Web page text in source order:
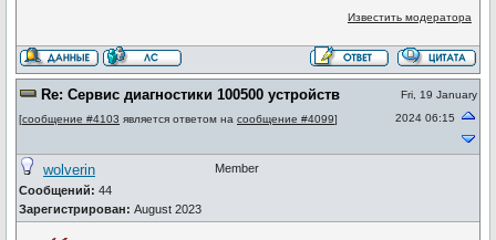
Известить модератора
Re: Сервис диагностики 100500 устройств
[сообщение #4103 является ответом на сообщение #4099]
Fri, 19 January
2024 06:15
wolverin
Сообщений: 44
Зарегистрирован: August 2023
Member